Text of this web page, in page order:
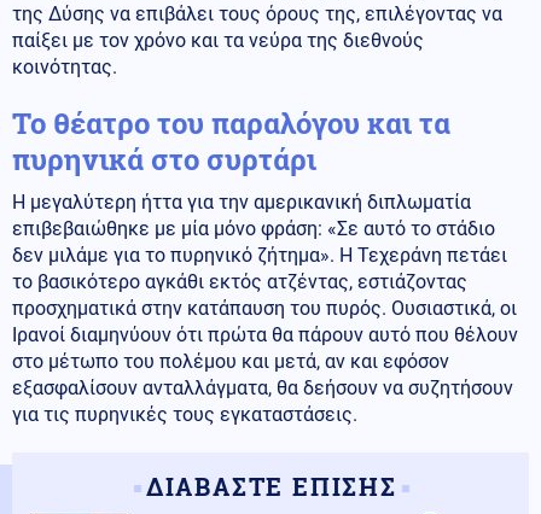
της Δύσης να επιβάλει τους όρους της, επιλέγοντας να
παίξει με τον χρόνο και τα νεύρα της διεθνούς
κοινότητας.
Το θέατρο του παραλόγου και τα
πυρηνικά στο συρτάρι
Η μεγαλύτερη ήττα για την αμερικανική διπλωματία
επιβεβαιώθηκε με μία μόνο φράση: «Σε αυτό το στάδιο
δεν μιλάμε για το πυρηνικό ζήτημα». Η Τεχεράνη πετάει
το βασικότερο αγκάθι εκτός ατζέντας, εστιάζοντας
προσχηματικά στην κατάπαυση του πυρός. Ουσιαστικά, οι
Ιρανοί διαμηνύουν ότι πρώτα θα πάρουν αυτό που θέλουν
στο μέτωπο του πολέμου και μετά, αν και εφόσον
εξασφαλίσουν ανταλλάγματα, θα δεήσουν να συζητήσουν
για τις πυρηνικές τους εγκαταστάσεις.
ΔΙΑΒΑΣΤΕ ΕΠΙΣΗΣ